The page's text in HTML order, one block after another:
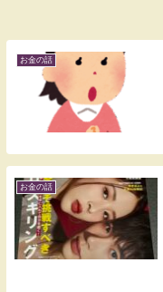
お金の話
お金の話